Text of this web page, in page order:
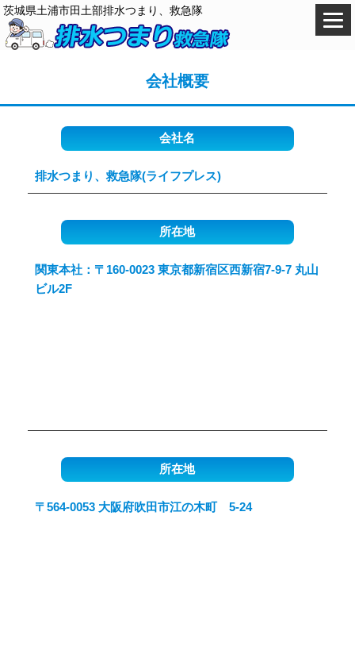
茨城県土浦市田土部排水つまり、救急隊
会社概要
会社名
排水つまり、救急隊(ライフプレス)
所在地
関東本社：〒160-0023 東京都新宿区西新宿7-9-7 丸山
ビル2F
所在地
〒564-0053 大阪府吹田市江の木町 5-24